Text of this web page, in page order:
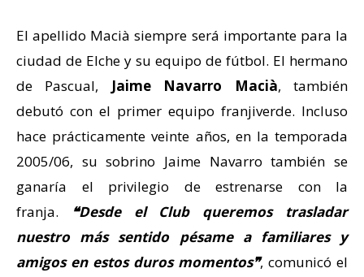
El apellido Macià siempre será importante para la
ciudad de Elche y su equipo de fútbol. El hermano
de Pascual, Jaime Navarro Macià, también
debutó con el primer equipo franjiverde. Incluso
hace prácticamente veinte años, en la temporada
2005/06, su sobrino Jaime Navarro también se
ganaría el privilegio de estrenarse con la
franja.
❝Desde el Club queremos trasladar
nuestro más sentido pésame a familiares y
amigos en estos duros momentos❞, comunicó el